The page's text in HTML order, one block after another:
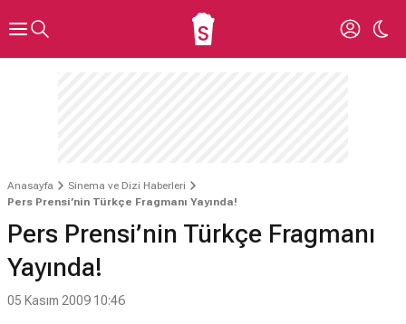
Anasayfa
Sinema ve Dizi Haberleri
Pers Prensi’nin Türkçe Fragmanı Yayında!
Pers Prensi’nin Türkçe Fragmanı
Yayında!
05 Kasım 2009 10:46